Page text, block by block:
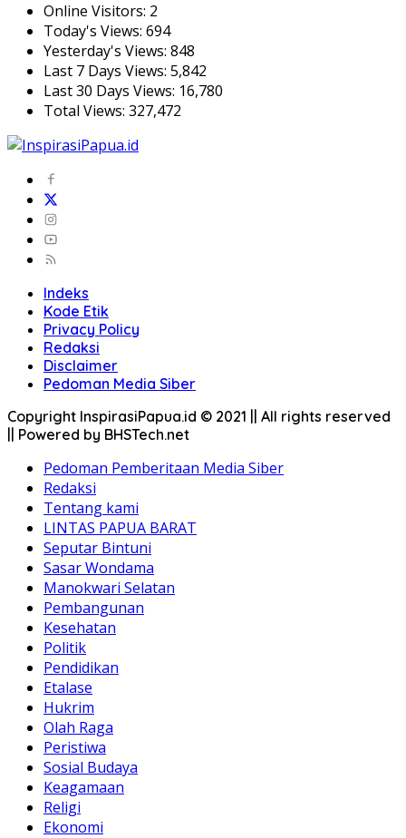
Online Visitors: 2
Today's Views: 694
Yesterday's Views: 848
Last 7 Days Views: 5,842
Last 30 Days Views: 16,780
Total Views: 327,472
Indeks
Kode Etik
Privacy Policy
Redaksi
Disclaimer
Pedoman Media Siber
Copyright InspirasiPapua.id © 2021 || All rights reserved
|| Powered by BHSTech.net
Pedoman Pemberitaan Media Siber
Redaksi
Tentang kami
LINTAS PAPUA BARAT
Seputar Bintuni
Sasar Wondama
Manokwari Selatan
Pembangunan
Kesehatan
Politik
Pendidikan
Etalase
Hukrim
Olah Raga
Peristiwa
Sosial Budaya
Keagamaan
Religi
Ekonomi